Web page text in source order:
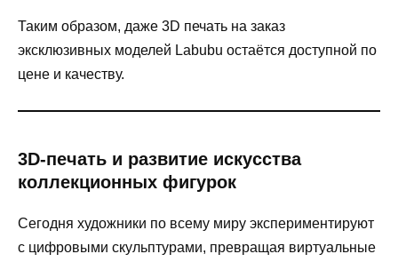
Таким образом, даже 3D печать на заказ
эксклюзивных моделей Labubu остаётся доступной по
цене и качеству.
3D-печать и развитие искусства
коллекционных фигурок
Сегодня художники по всему миру экспериментируют
с цифровыми скульптурами, превращая виртуальные